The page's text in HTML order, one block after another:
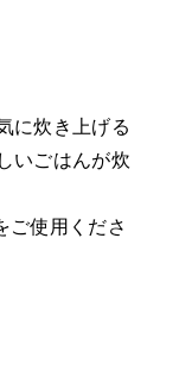
に炊き上げる
いごはんが炊
ご使用くださ